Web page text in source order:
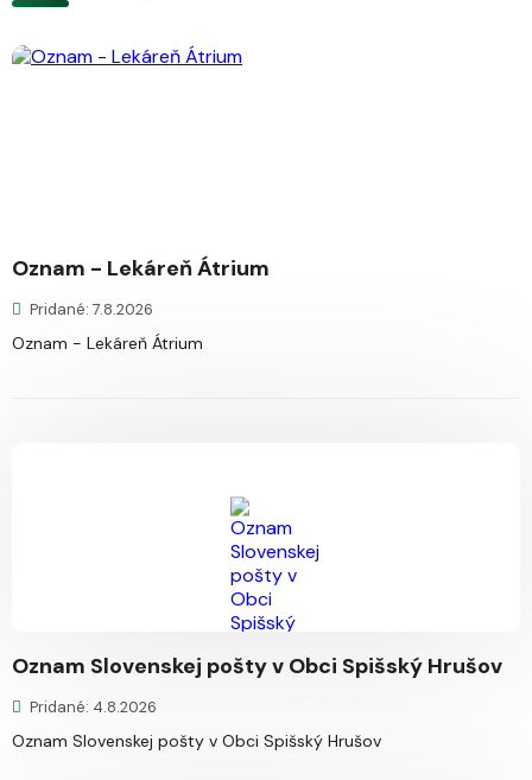
Oznam - Lekáreň Átrium
Pridané: 7.8.2026
Oznam - Lekáreň Átrium
Oznam Slovenskej pošty v Obci Spišský Hrušov
Pridané: 4.8.2026
Oznam Slovenskej pošty v Obci Spišský Hrušov